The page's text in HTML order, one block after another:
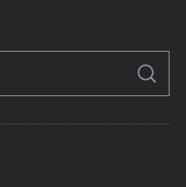
S
A
C